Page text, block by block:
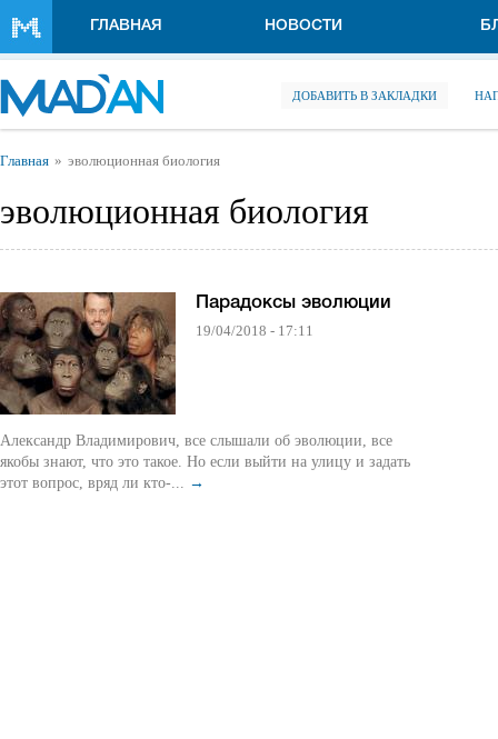
ГЛАВНАЯ НОВОСТИ
ДОБАВИТЬ В ЗАКЛАДКИ
Вы здесь
Главная эволюционная биология
эволюционная биология
Парадоксы эволюции
19/04/2018 - 17:11
Александр Владимирович, все слышали об эволюции, все
якобы знают, что это такое. Но если выйти на улицу и задать
этот вопрос, вряд ли кто-... →